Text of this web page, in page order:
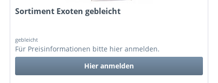
Sortiment Exoten gebleicht
gebleicht
Für Preisinformationen bitte hier anmelden.
Hier anmelden